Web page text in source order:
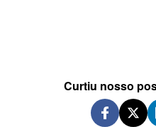
Curtiu nosso